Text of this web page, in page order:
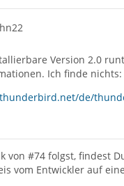
Version 2.0
Ich finde nichts:
de/
von #74 folgst, findest
vom Entwickler auf